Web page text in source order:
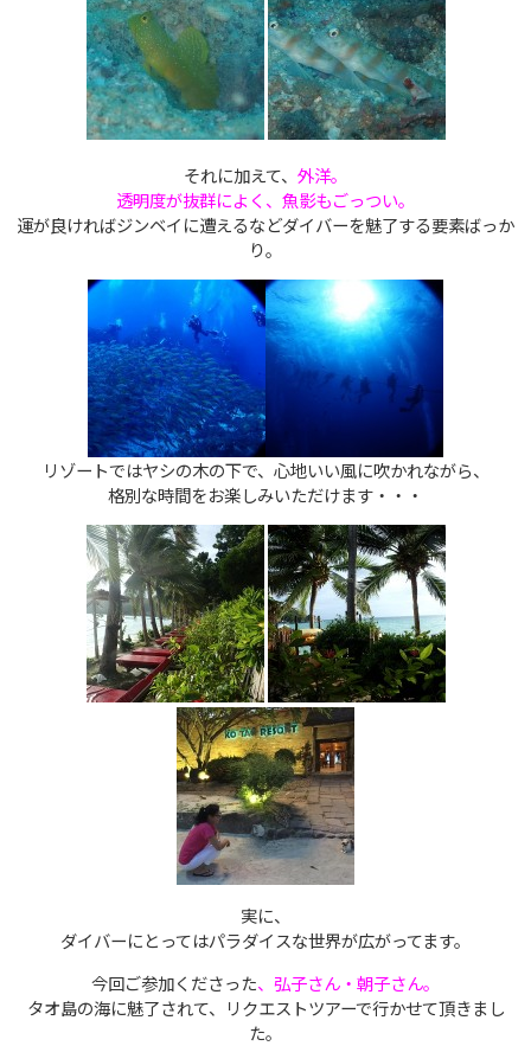
それに加えて、 外洋。
透明度が抜群によく、魚影もごっつい。
運が良ければジンベイに遭えるなどダイバーを魅了する要素ばっか
り。
リゾートではヤシの木の下で、心地いい風に吹かれながら、
格別な時間をお楽しみいただけます・・・
実に、
ダイバーにとってはパラダイスな世界が広がってます。
今回ご参加くださった、弘子さん・朝子さん。
タオ島の海に魅了されて、リクエストツアーで行かせて頂きまし
た。